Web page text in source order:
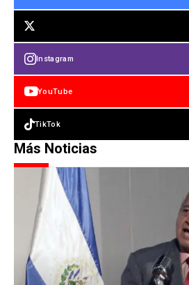
Instagram
YouTube
TikTok
Más Noticias